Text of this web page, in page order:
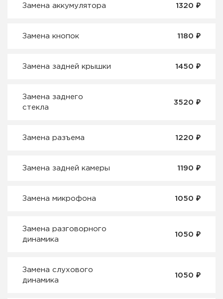
Замена аккумулятора 1320 ₽
Замена кнопок 1180 ₽
Замена задней крышки 1450 ₽
Замена заднего
стекла
3520 ₽
Замена разъема 1220 ₽
Замена задней камеры 1190 ₽
Замена микрофона 1050 ₽
Замена разговорного
динамика
1050 ₽
Замена слухового
динамика
1050 ₽